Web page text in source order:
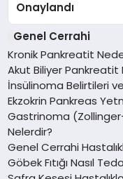
Onaylandı
Genel Cerrahi
Kronik Pankreatit
Akut Biliyer Pankreatit
İnsülinoma Belirtileri ve
Ekzokrin Pankreas
Gastrinoma
Nelerdir?
Genel Cerrahi
Göbek Fıtığı Nasıl